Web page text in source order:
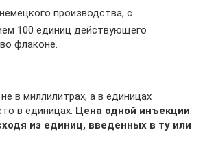
производства, с
100 единиц действующего
флаконе.
в миллилитрах, а в единицах
в единицах. Цена одной инъекции
из единиц, введенных в ту или